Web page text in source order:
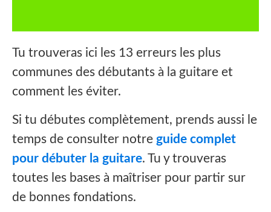
Tu trouveras ici les 13 erreurs les plus
communes des débutants à la guitare et
comment les éviter.
Si tu débutes complètement, prends aussi le
temps de consulter notre guide complet
pour débuter la guitare. Tu y trouveras
toutes les bases à maîtriser pour partir sur
de bonnes fondations.